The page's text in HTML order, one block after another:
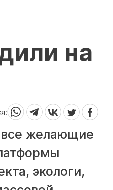
на
желающие
экологи,